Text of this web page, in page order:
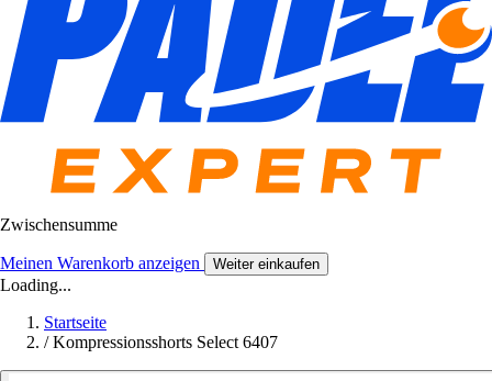
Zwischensumme
Meinen Warenkorb anzeigen Weiter einkaufen
Loading...
Startseite
/ Kompressionsshorts Select 6407